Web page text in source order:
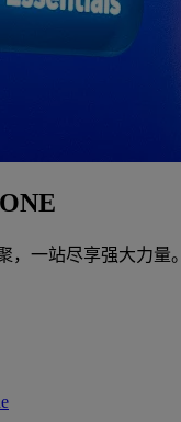
，一站尽享强大力量。